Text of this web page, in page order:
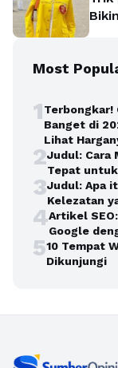
Most
1Terbongkar!
Banget di
Lihat
2Judul: Cara
Tepat
3Judul: Apa
Kelezatan
4Artikel
Google
510 Tempat
Dikunjungi